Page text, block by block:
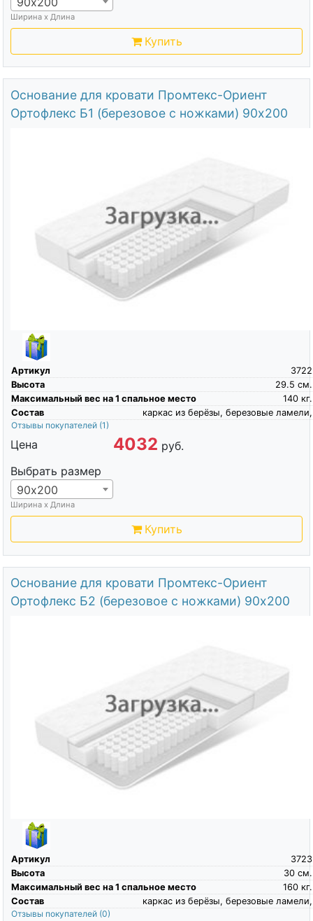
Ширина х Длина
Купить
Основание для кровати Промтекс-Ориент
Ортофлекс Б1 (березовое с ножками) 90х200
Артикул
3722
Высота
см.
29.5
Максимальный вес на 1 спальное место
кг.
140
Состав
каркас из берёзы, березовые ламели,
Отзывы покупателей (1)
Цена 4032 руб.
Выбрать размер
90х200
Ширина х Длина
Купить
Основание для кровати Промтекс-Ориент
Ортофлекс Б2 (березовое с ножками) 90х200
Артикул
3723
Высота
см.
30
Максимальный вес на 1 спальное место
кг.
160
Состав
каркас из берёзы, березовые ламели,
Отзывы покупателей (0)